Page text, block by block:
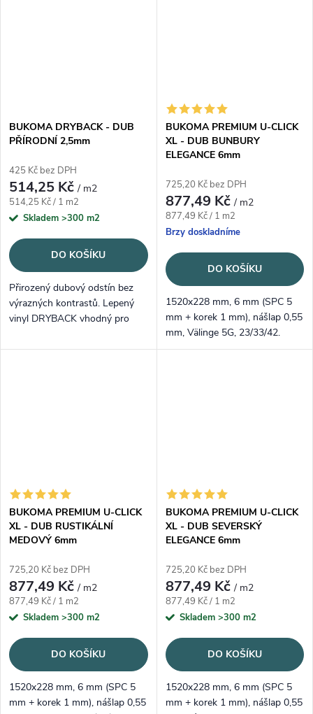
BUKOMA DRYBACK - DUB
PŘÍRODNÍ 2,5mm
425 Kč bez DPH
514,25 Kč/ m2
Měrná cena:
514,25 Kč / 1 m2
Skladem >300 m2
DO KOŠÍKU
Přirozený dubový odstín bez
výrazných kontrastů. Lepený
vinyl DRYBACK vhodný pro
BUKOMA PREMIUM U-CLICK
XL - DUB BUNBURY
ELEGANCE 6mm
725,20 Kč bez DPH
877,49 Kč/ m2
Měrná cena:
877,49 Kč / 1 m2
Brzy doskladníme
DO KOŠÍKU
1520x228 mm, 6 mm (SPC 5
mm + korek 1 mm), nášlap 0,55
mm, Välinge 5G, 23/33/42.
Teplejší elegantní odstín dubu,
BUKOMA PREMIUM U-CLICK
XL - DUB RUSTIKÁLNÍ
MEDOVÝ 6mm
725,20 Kč bez DPH
877,49 Kč/ m2
Měrná cena:
877,49 Kč / 1 m2
Skladem >300 m2
DO KOŠÍKU
1520x228 mm, 6 mm (SPC 5
mm + korek 1 mm), nášlap 0,55
BUKOMA PREMIUM U-CLICK
XL - DUB SEVERSKÝ
ELEGANCE 6mm
725,20 Kč bez DPH
877,49 Kč/ m2
Měrná cena:
877,49 Kč / 1 m2
Skladem >300 m2
DO KOŠÍKU
1520x228 mm, 6 mm (SPC 5
mm + korek 1 mm), nášlap 0,55